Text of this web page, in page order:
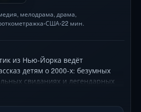
, мелодрама, драма,
•США•22 мин.
из Нью-Йорка ведёт
детям о 2000-х: безумных
свиданиях и легендарных
эколога Маршалла,